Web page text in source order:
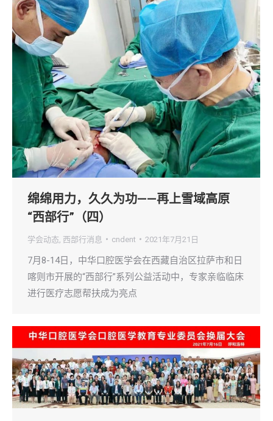
绵绵用力，久久为功——再上雪域高原
“西部行”（四）
学会动态 西部行消息 cndent 2021年7月21日
7月8-14日，中华口腔医学会在西藏自治区拉萨市和日
喀则市开展的“西部行”系列公益活动中，专家亲临临床
进行医疗志愿帮扶成为亮点